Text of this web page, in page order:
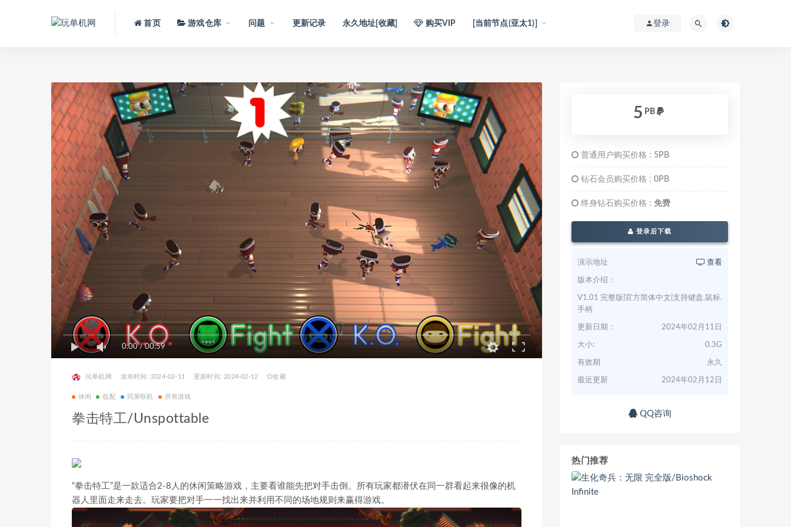
首页 游戏仓库 问题 更新记录 永久地址[收藏] 购买VIP [当前节点(亚太1)] 登录
0:00/00:59
玩单机网 发布时间: 2024-02-11 更新时间: 2024-02-12 收藏
休闲 低配 同屏联机 所有游戏
拳击特工/Unspottable
“拳击特工”是一款适合2-8人的休闲策略游戏，主要看谁能先把对手击倒。所有玩家都潜伏在同一群看起来很像的机
器人里面走来走去。玩家要把对手一一找出来并利用不同的场地规则来赢得游戏。
5 PB
普通用户购买价格 : 5PB
钻石会员购买价格 : 0PB
终身钻石购买价格 : 免费
登录后下载
演示地址 查看
版本介绍：
V1.01 完整版|官方简体中文|支持键盘.鼠标.
手柄
更新日期： 2024年02月11日
大小: 0.3G
有效期 永久
最近更新 2024年02月12日
QQ咨询
热门推荐